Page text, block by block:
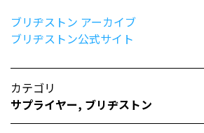
ブリヂストン アーカイブ
ブリヂストン公式サイト
カテゴリ
サプライヤー, ブリヂストン